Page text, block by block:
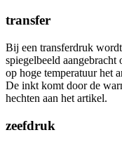
transfer
Bij een transferdruk
spiegelbeeld
op hoge temperatuur het
De inkt komt door de
hechten aan het artikel.
zeefdruk